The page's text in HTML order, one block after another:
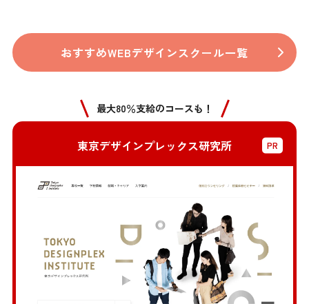
おすすめWEBデザインスクール一覧
最大80％支給のコースも！
東京デザインプレックス研究所